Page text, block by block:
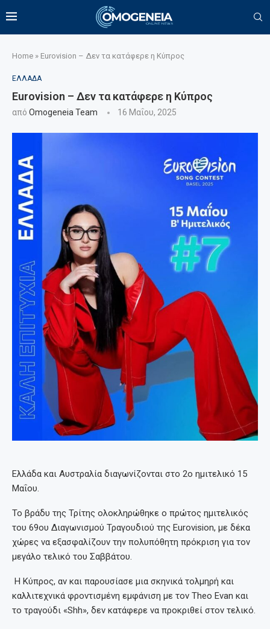
Home » Eurovision – Δεν τα κατάφερε η Κύπρος
ΕΛΛΑΔΑ
Eurovision – Δεν τα κατάφερε η Κύπρος
από Omogeneia Team 16 Μαΐου, 2025
Ελλάδα και Αυστραλία διαγωνίζονται στο 2ο ημιτελικό 15
Μαΐου.
Το βράδυ της Τρίτης ολοκληρώθηκε ο πρώτος ημιτελικός
του 69ου Διαγωνισμού Τραγουδιού της Eurovision, με δέκα
χώρες να εξασφαλίζουν την πολυπόθητη πρόκριση για τον
μεγάλο τελικό του Σαββάτου.
Η Κύπρος, αν και παρουσίασε μια σκηνικά τολμηρή και
καλλιτεχνικά φροντισμένη εμφάνιση με τον Theo Evan και
το τραγούδι «Shh», δεν κατάφερε να προκριθεί στον τελικό.